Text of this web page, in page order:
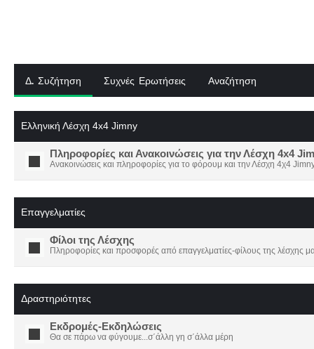
Δ. Συζήτηση Συχνές Ερωτήσεις Αναζήτηση
Ελληνική Λέσχη 4x4 Jimny
Πληροφορίες και Ανακοινώσεις για την Λέσχη 4x4
Ανακοινώσεις και πληροφορίες για το φόρουμ και την Λέσχη 4χ4
Επαγγελματίες
Φίλοι της Λέσχης
Πληροφορίες και προσφορές από επαγγελματίες-φίλους της λέσχης
Δραστηριότητες
Εκδρομές-Εκδηλώσεις
Θα σε πάρω να φύγουμε...σ΄άλλη γη σ΄άλλα μέρη